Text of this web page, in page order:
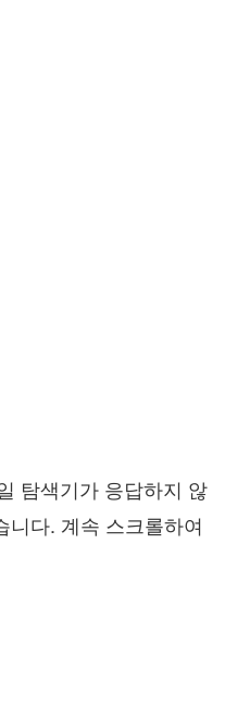
탐색기가 응답하지 않
니다. 계속 스크롤하여